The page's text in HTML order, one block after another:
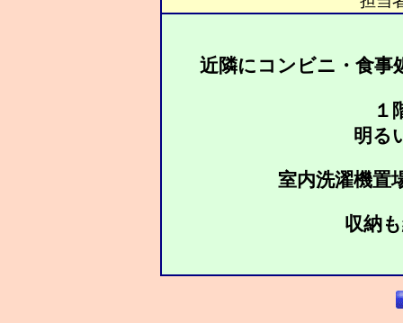
近隣にコンビニ・食事
１
明る
室内洗濯機置
収納